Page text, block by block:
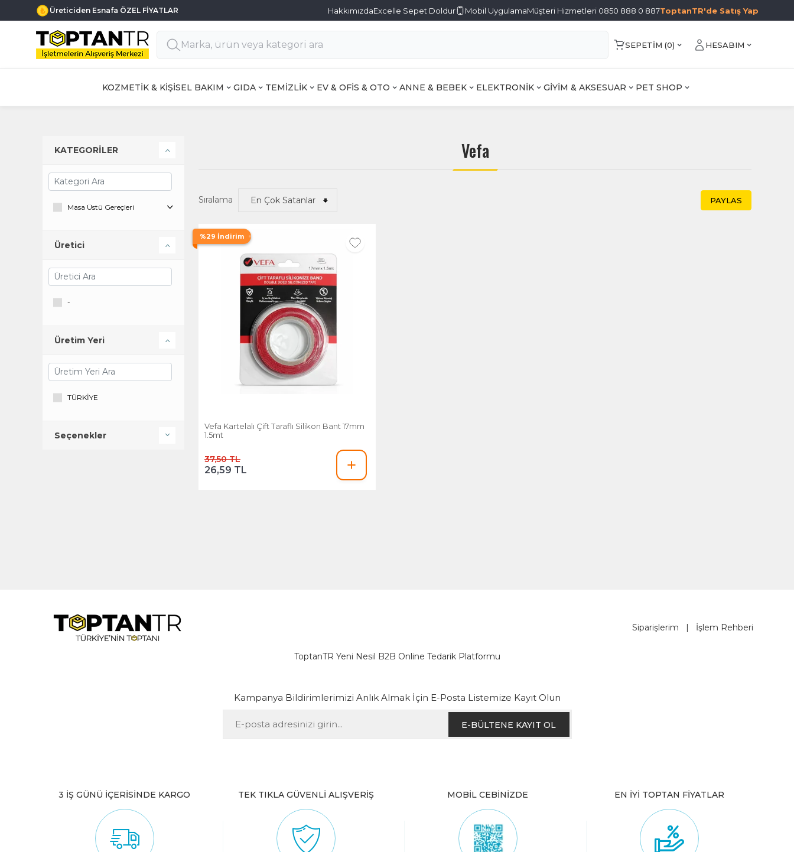
Üreticiden Esnafa ÖZEL FİYATLAR HakkımızdaExcelle Sepet Doldur Mobil UygulamaMüşteri Hizmetleri 0850 888 0 887ToptanTR'de Satış Yap
SEPETIM (0) HESABIM
KOZMETİK & KİŞİSEL BAKIM GIDA TEMİZLİK EV & OFİS & OTO ANNE & BEBEK ELEKTRONİK GİYİM & AKSESUAR PET SHOP
Vefa
Sıralama PAYLAS
%29 İndirim
Vefa Kartelalı Çift Taraflı Silikon Bant 17mm
1.5mt
37,50 TL
26,59 TL
KATEGORİLER
Masa Üstü Gereçleri
Üretici
-
Üretim Yeri
TÜRKİYE
Seçenekler
Siparişlerim | İşlem Rehberi
ToptanTR Yeni Nesil B2B Online Tedarik Platformu
Kampanya Bildirimlerimizi Anlık Almak İçin E-Posta Listemize Kayıt Olun
E-BÜLTENE KAYIT OL
3 İŞ GÜNÜ İÇERİSİNDE KARGO TEK TIKLA GÜVENLİ ALIŞVERİŞ MOBİL CEBİNİZDE EN İYİ TOPTAN FİYATLAR